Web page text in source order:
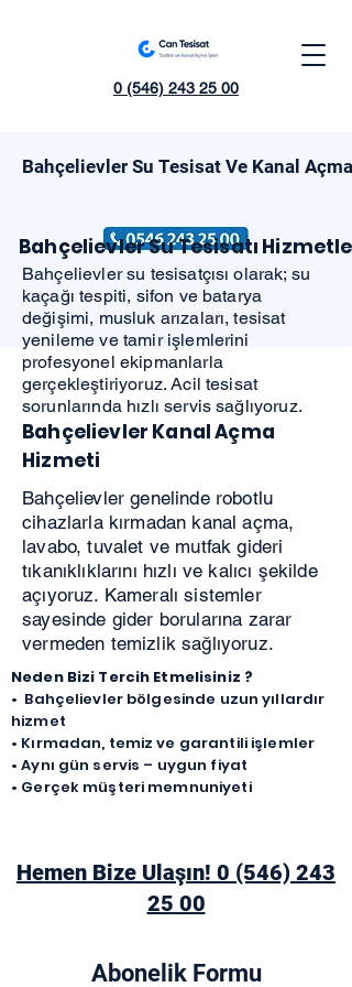
0 (546) 243 25 00
Bahçelievler Su Tesisat Ve Kanal Açma
Bahçelievler Su Tesisatı
Bahçelievler su tesisatçısı olarak; su
kaçağı tespiti, sifon ve batarya
değişimi, musluk arızaları, tesisat
yenileme ve tamir işlemlerini
profesyonel ekipmanlarla
gerçekleştiriyoruz. Acil tesisat
sorunlarında hızlı servis sağlıyoruz.
Bahçelievler Kanal Açma
Hizmeti
Bahçelievler genelinde robotlu
cihazlarla kırmadan kanal açma,
lavabo, tuvalet ve mutfak gideri
tıkanıklıklarını hızlı ve kalıcı şekilde
açıyoruz. Kameralı sistemler
sayesinde gider borularına zarar
vermeden temizlik sağlıyoruz.
Neden Bizi Tercih Etmelisiniz ?
• Bahçelievler bölgesinde uzun yıllardır
hizmet
• Kırmadan, temiz ve garantili işlemler
• Aynı gün servis – uygun fiyat
• Gerçek müşteri memnuniyeti
Hemen Bize Ulaşın! 0 (546) 243
25 00
Abonelik Formu